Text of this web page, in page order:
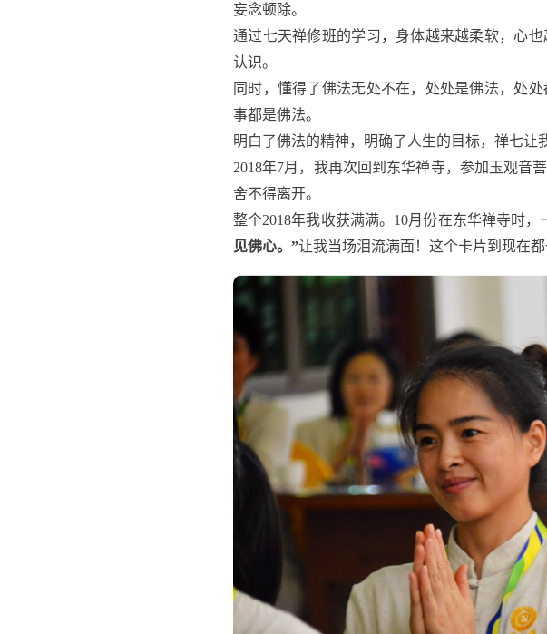
妄念顿除。
通过七天禅修班的学习，身体越来越柔软，心
认识。
同时，懂得了佛法无处不在，处处是佛法，处
事都是佛法。
明白了佛法的精神，明确了人生的目标，禅七让
2018年7月，我再次回到东华禅寺，参加玉观音
舍不得离开。
整个2018年我收获满满。10月份在东华禅寺时，
见佛心。”让我当场泪流满面！这个卡片到现在